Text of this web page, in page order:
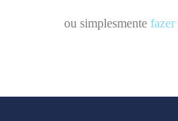
ou simplesmente fazer